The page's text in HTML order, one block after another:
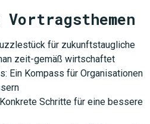
Vortragsthemen
für zukunftstaugliche
zeit-gemäß wirtschaftet
Ein Kompass für Organisationen
Schritte für eine bessere